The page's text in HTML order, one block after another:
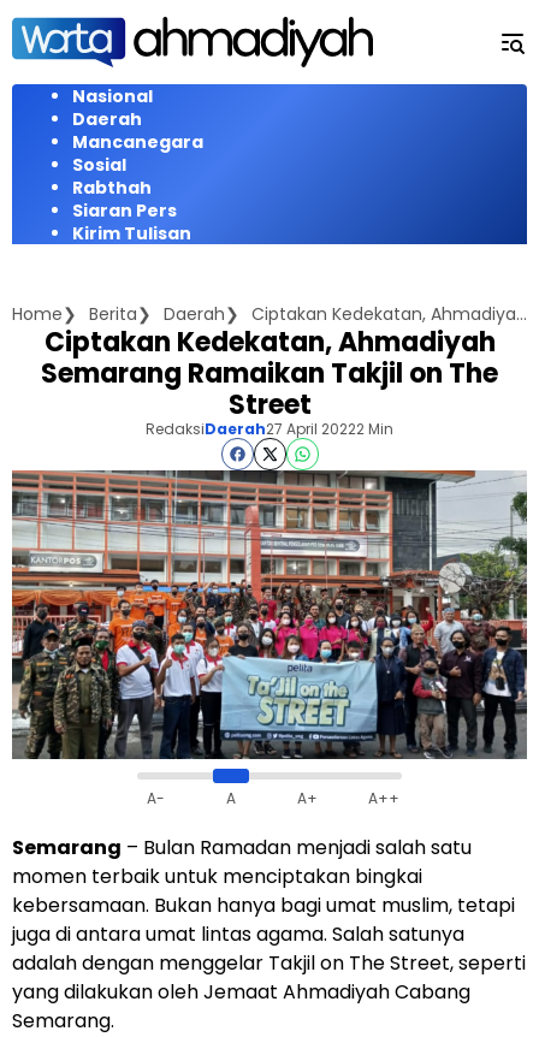
Langsung
konten
Nasional
Daerah
Mancanegara
Sosial
Rabthah
Siaran Pers
Kirim Tulisan
Home Berita Daerah Ciptakan Kedekatan, Ahmadiyah Semarang Ramaikan Takjil on The Street
Ciptakan Kedekatan, Ahmadiyah
Semarang Ramaikan Takjil on The
Street
RedaksiDaerah27 April 20222 Min
A- A A+ A++
Semarang – Bulan Ramadan menjadi salah satu
momen terbaik untuk menciptakan bingkai
kebersamaan. Bukan hanya bagi umat muslim, tetapi
juga di antara umat lintas agama. Salah satunya
adalah dengan menggelar Takjil on The Street, seperti
yang dilakukan oleh Jemaat Ahmadiyah Cabang
Semarang.